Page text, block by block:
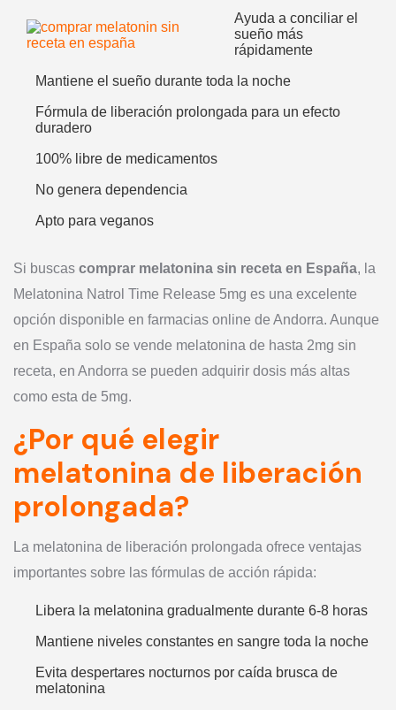
Ayuda a conciliar el
sueño más
rápidamente
Mantiene el sueño durante toda la noche
Fórmula de liberación prolongada para un efecto
duradero
100% libre de medicamentos
No genera dependencia
Apto para veganos
Si buscas comprar melatonina sin receta en España, la
Melatonina Natrol Time Release 5mg es una excelente
opción disponible en farmacias online de Andorra. Aunque
en España solo se vende melatonina de hasta 2mg sin
receta, en Andorra se pueden adquirir dosis más altas
como esta de 5mg.
¿Por qué elegir
melatonina de liberación
prolongada?
La melatonina de liberación prolongada ofrece ventajas
importantes sobre las fórmulas de acción rápida:
Libera la melatonina gradualmente durante 6-8 horas
Mantiene niveles constantes en sangre toda la noche
Evita despertares nocturnos por caída brusca de
melatonina